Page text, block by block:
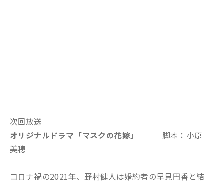
次回放送
オリジナルドラマ「マスクの花嫁」
脚本：小原
美穂
コロナ禍の2021年、野村健人は婚約者の早見円香と結